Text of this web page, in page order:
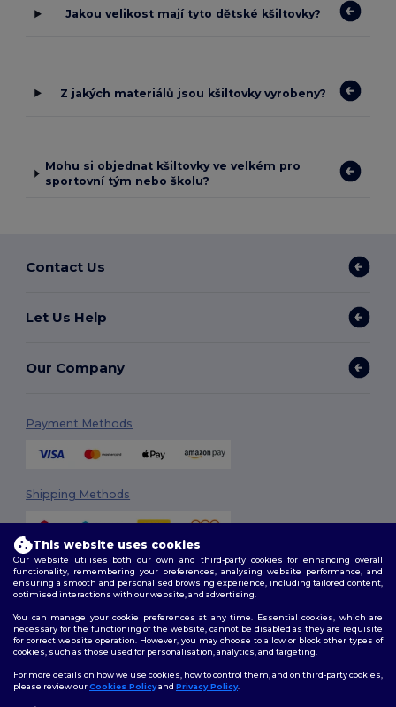
Jakou velikost mají tyto dětské kšiltovky?
Z jakých materiálů jsou kšiltovky vyrobeny?
Mohu si objednat kšiltovky ve velkém pro
sportovní tým nebo školu?
Contact Us
Let Us Help
Our Company
Payment Methods
Shipping Methods
2026. All Rights Reserved
Follow Us
This website uses cookies
Our website utilises both our own and third-party cookies for enhancing overall
functionality, remembering your preferences, analysing website performance, and
ensuring a smooth and personalised browsing experience, including tailored content,
optimised interactions with our website, and advertising.
You can manage your cookie preferences at any time. Essential cookies, which are
necessary for the functioning of the website, cannot be disabled as they are requisite
for correct website operation. However, you may choose to allow or block other types of
cookies, such as those used for personalisation, analytics, and targeting.
For more details on how we use cookies, how to control them, and on third-party cookies,
please review ourCookies Policyand Privacy Policy.